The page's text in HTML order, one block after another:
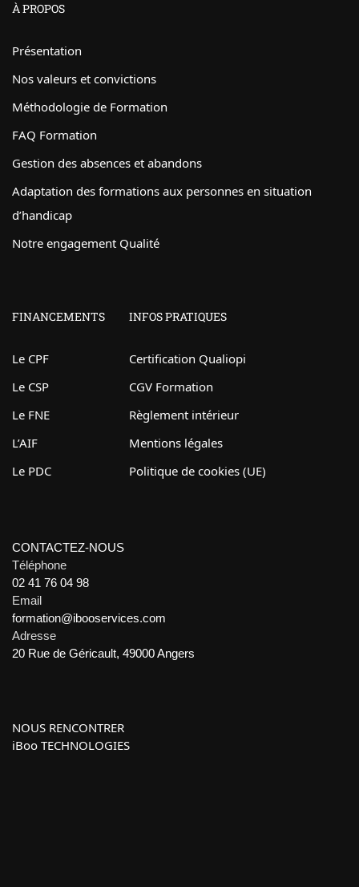
À PROPOS
Présentation
Nos valeurs et convictions
Méthodologie de Formation
FAQ Formation
Gestion des absences et abandons
Adaptation des formations aux personnes en situation
d’handicap
Notre engagement Qualité
FINANCEMENTS
Le CPF
Le CSP
Le FNE
L’AIF
Le PDC
INFOS PRATIQUES
Certification Qualiopi
CGV Formation
Règlement intérieur
Mentions légales
Politique de cookies (UE)
CONTACTEZ-NOUS
Téléphone
02 41 76 04 98
Email
formation@ibooservices.com
Adresse
20 Rue de Géricault, 49000 Angers
NOUS RENCONTRER
iBoo TECHNOLOGIES